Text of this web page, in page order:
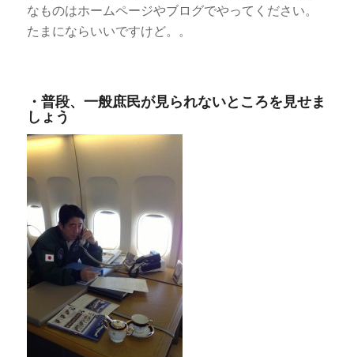
なものはホームページやブログでやってください。
たまにならいいですけど。。
・普段、一般庶民が見られないところを見せま
しょう